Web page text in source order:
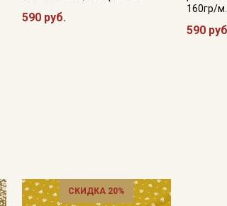
590 руб.
160гр/
590
СКИДКА 20%